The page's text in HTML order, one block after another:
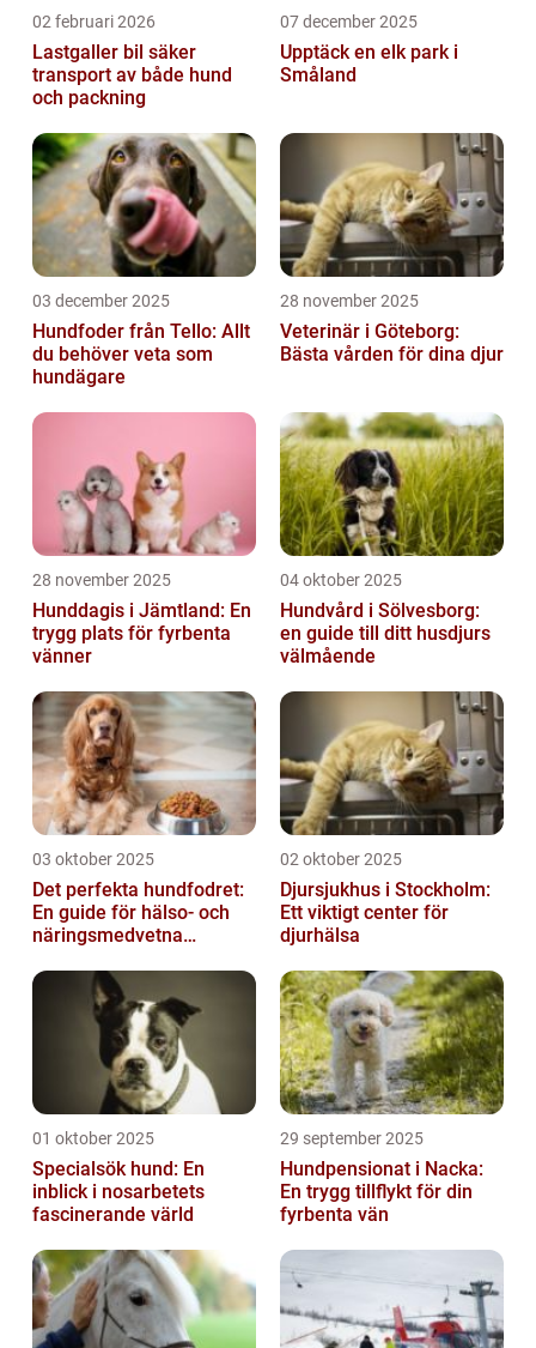
02 februari 2026
Lastgaller bil säker
transport av både hund
och packning
07 december 2025
Upptäck en elk park i
Småland
03 december 2025
Hundfoder från Tello: Allt
du behöver veta som
hundägare
28 november 2025
Veterinär i Göteborg:
Bästa vården för dina djur
28 november 2025
Hunddagis i Jämtland: En
trygg plats för fyrbenta
vänner
04 oktober 2025
Hundvård i Sölvesborg:
en guide till ditt husdjurs
välmående
03 oktober 2025
Det perfekta hundfodret:
En guide för hälso- och
näringsmedvetna
02 oktober 2025
Djursjukhus i Stockholm:
Ett viktigt center för
djurhälsa
01 oktober 2025
Specialsök hund: En
inblick i nosarbetets
fascinerande värld
29 september 2025
Hundpensionat i Nacka:
En trygg tillflykt för din
fyrbenta vän